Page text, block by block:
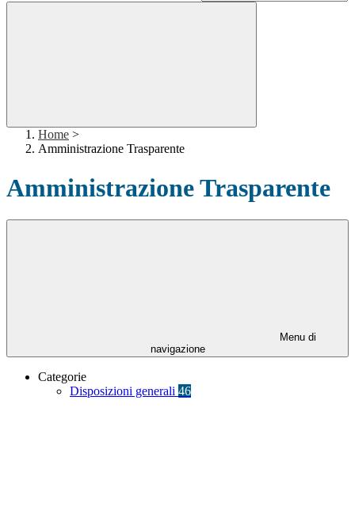
Home >
Amministrazione Trasparente
Amministrazione Trasparente
Menu di
navigazione
Categorie
Disposizioni generali 46